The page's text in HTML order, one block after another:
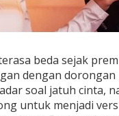
beda sejak
dengan
soal jatuh cinta,
untuk menjadi